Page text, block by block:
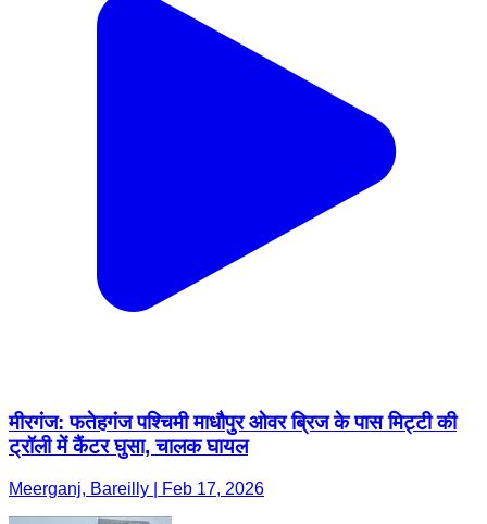
मीरगंज: फतेहगंज पश्चिमी माधौपुर ओवर ब्रिज के पास मिट्टी की
ट्रॉली में कैंटर घुसा, चालक घायल
Meerganj, Bareilly | Feb 17, 2026